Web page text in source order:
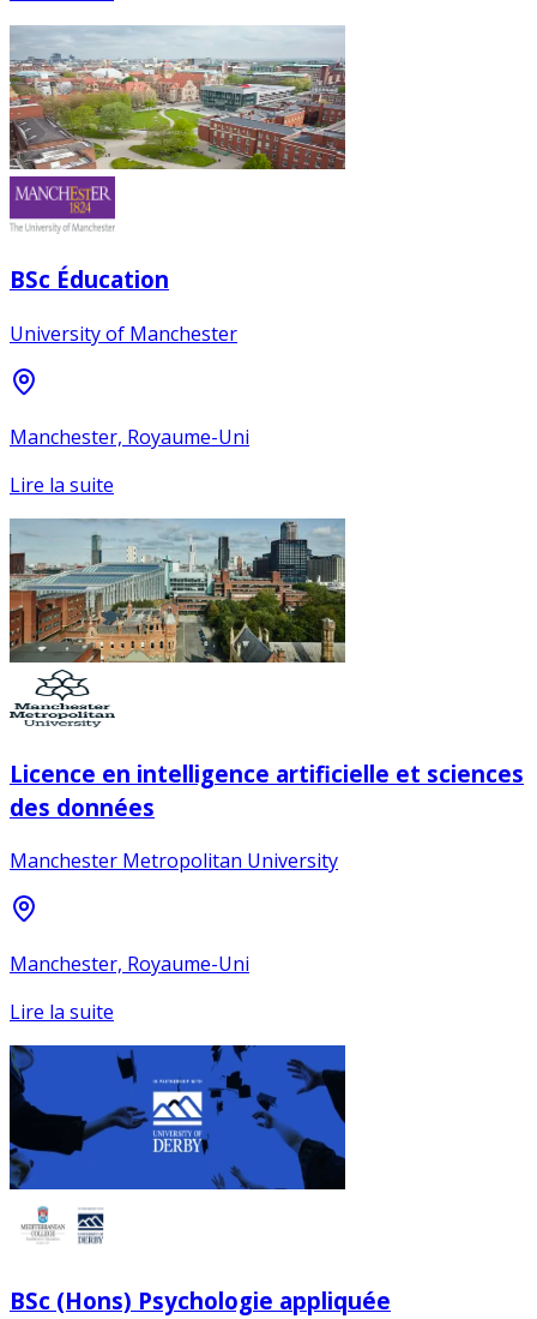
BSc Éducation
University of Manchester
Manchester, Royaume-Uni
Lire la suite
Licence en intelligence artificielle et sciences
des données
Manchester Metropolitan University
Manchester, Royaume-Uni
Lire la suite
BSc (Hons) Psychologie appliquée